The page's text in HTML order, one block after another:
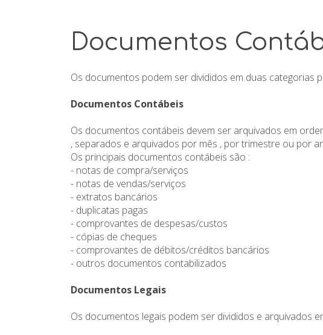
Documentos
Os documentos podem ser divididos em duas categorias
Documentos Contábeis
Os documentos contábeis devem ser arquivados em
, separados e arquivados por mês , por trimestre ou por
Os principais documentos contábeis são :
- notas de compra/serviços
- notas de vendas/serviços
- extratos bancários
- duplicatas pagas
- comprovantes de despesas/custos
- cópias de cheques
- comprovantes de débitos/créditos bancários
- outros documentos contabilizados
Documentos Legais
Os documentos legais podem ser divididos e arquivados